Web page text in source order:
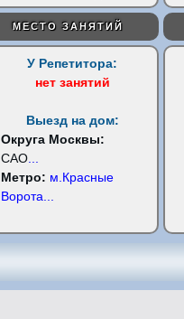
МЕСТО ЗАНЯТИЙ
У Репетитора:
нет занятий
Выезд на дом:
Округа Москвы:
САО
Метро: м.Красные
Ворота